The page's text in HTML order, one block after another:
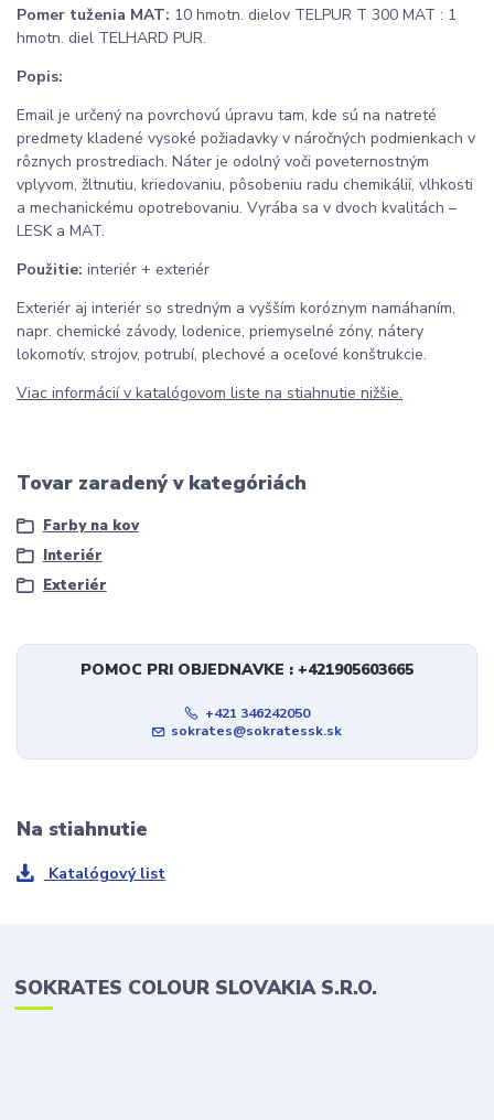
Pomer tuženia MAT: 10 hmotn. dielov TELPUR T 300 MAT : 1
hmotn. diel TELHARD PUR.
Popis:
Email je určený na povrchovú úpravu tam, kde sú na natreté
predmety kladené vysoké požiadavky v náročných podmienkach v
rôznych prostrediach. Náter je odolný voči poveternostným
vplyvom, žltnutiu, kriedovaniu, pôsobeniu radu chemikálií, vlhkosti
a mechanickému opotrebovaniu. Vyrába sa v dvoch kvalitách –
LESK a MAT.
Použitie: interiér + exteriér
Exteriér aj interiér so stredným a vyšším koróznym namáhaním,
napr. chemické závody, lodenice, priemyselné zóny, nátery
lokomotív, strojov, potrubí, plechové a oceľové konštrukcie.
Viac informácií v katalógovom liste na stiahnutie nižšie.
Tovar zaradený v kategóriách
Farby na kov
Interiér
Exteriér
POMOC PRI OBJEDNAVKE : +421905603665
+421 346242050
sokrates@sokratessk.sk
Na stiahnutie
Katalógový list
SOKRATES COLOUR SLOVAKIA S.R.O.